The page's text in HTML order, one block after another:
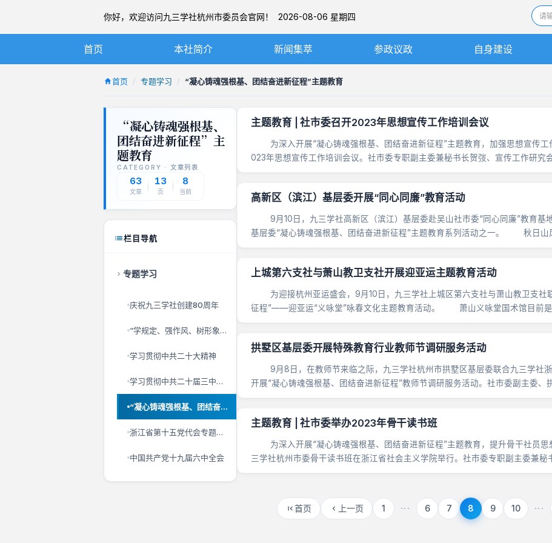
你好，欢迎访问九三学社杭州市委员会官网！ 2026-08-06 星期四
首页 本社简介
九三学社简介
杭州九三简介
本届市委
历届市委
新闻集萃
社务要闻
图片新闻
参政议政 自身建设
机关处室
工作委员会与履职平台
内部监督
首页 专题学习 “凝心铸魂强根基、团结奋进新征程”主题教育
“凝心铸魂强根基、
团结奋进新征程”主
题教育
CATEGORY · 文章列表
63
文章
13
页
8
当前
栏目导航
专题学习
庆祝九三学社创建80周年
“学规定、强作风、树形象”主题教育
学习贯彻中共二十大精神
学习贯彻中共二十届三中全会精神
“凝心铸魂强根基、团结奋进新征程”主题教育
浙江省第十五党代会专题学习
中国共产党十九届六中全会
主题教育 | 社市委召开2023年思想宣传工作培训会议
为深入开展“凝心铸魂强根基、团结奋进新征程”主题教育，加强思想宣传工
023年思想宣传工作培训会议。社市委专职副主委兼秘书长贺弢、宣传工作研究
成员，各基层委、各支社宣传工作负责人，及部分宣传......
高新区（滨江）基层委开展“同心同廉”教育活动
9月10日，九三学社高新区（滨江）基层委赴吴山社市委“同心同廉”教育基
基层委“凝心铸魂强根基、团结奋进新征程”主题教育系列活动之一。 秋日山
《五......
上城第六支社与萧山教卫支社开展迎亚运主题教育活动
为迎接杭州亚运盛会，9月10日，九三学社上城区第六支社与萧山教卫支社
征程”——迎亚运“义咏堂”咏春文化主题教育活动。 萧山义咏堂国术馆目前是
地,萧山......
拱墅区基层委开展特殊教育行业教师节调研服务活动
9月8日，在教师节来临之际，九三学社杭州市拱墅区基层委联合九三学社浙
开展“凝心铸魂强根基、团结奋进新征程”教师节调研服务活动。社市委副主委、
委副主委郭丽参加活动。 &n......
主题教育 | 社市委举办2023年骨干读书班
为深入开展“凝心铸魂强根基、团结奋进新征程”主题教育，提升骨干社员思
三学社杭州市委骨干读书班在浙江省社会主义学院举行。社市委专职副主委兼秘
研员吴松杰，来自全市有关基层组织、工作委员会、“两......
首页 上一页 1 ··· 6 7 8 9 10 ···